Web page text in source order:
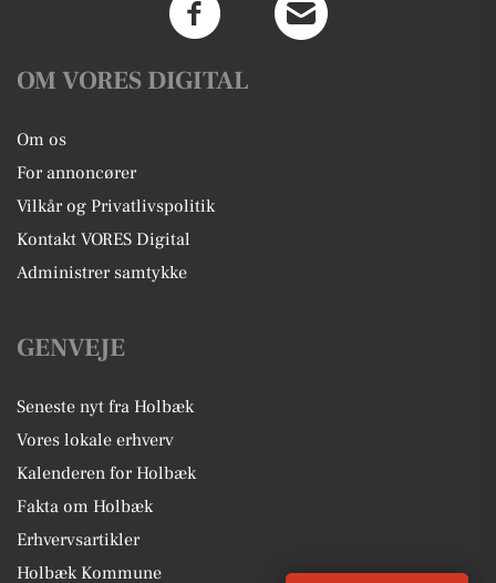
OM VORES DIGITAL
Om os
For annoncører
Vilkår og Privatlivspolitik
Kontakt VORES Digital
Administrer samtykke
GENVEJE
Seneste nyt fra Holbæk
Vores lokale erhverv
Kalenderen for Holbæk
Fakta om Holbæk
Erhvervsartikler
Holbæk Kommune